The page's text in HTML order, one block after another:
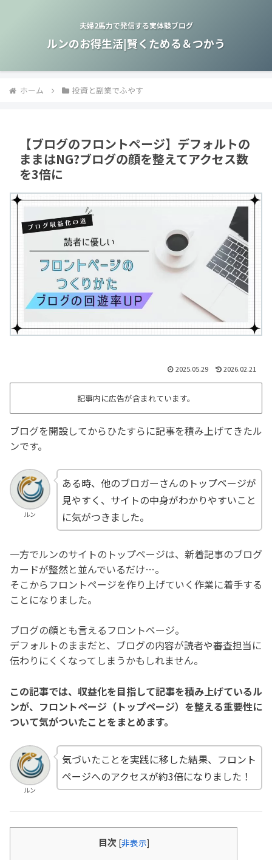
夫婦2馬力で発信する実体験ブログ
ルンのお得生活|賢くためる＆つかう
ホーム 投資と副業でふやす
【ブログのフロントページ】デフォルトの
ままはNG?ブログの顔を整えてアクセス数
を3倍に
2025.05.29 2026.02.21
記事内に広告が含まれています。
ブログを開設してからひたすらに記事を積み上げてきたル
ンです。
ルン
ある時、他のブロガーさんのトップページが
見やすく、サイトの中身がわかりやすいこと
に気がつきました。
一方でルンのサイトのトップページは、新着記事のブログ
カードが整然と並んでいるだけ…。
そこからフロントページを作り上げていく作業に着手する
ことになりました。
ブログの顔とも言えるフロントページ。
デフォルトのままだと、ブログの内容が読者や審査担当に
伝わりにくくなってしまうかもしれません。
この記事では、収益化を目指して記事を積み上げているル
ンが、フロントページ（トップページ）を整える重要性に
ついて気がついたことをまとめます。
ルン
気づいたことを実践に移した結果、フロント
ページへのアクセスが約3倍になりました！
目次 [非表示]